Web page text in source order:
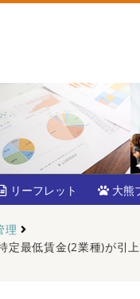
リーフレット 大熊
理
定最低賃金(2業種)が引